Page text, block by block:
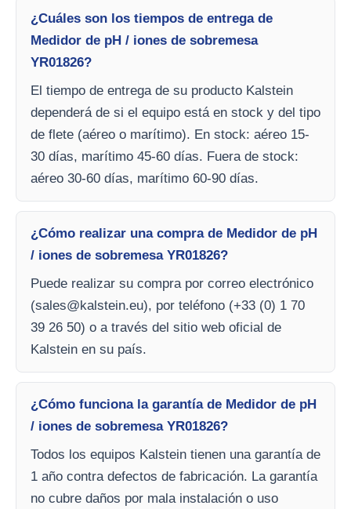
¿Cuáles son los tiempos de entrega de
Medidor de pH / iones de sobremesa
YR01826?
El tiempo de entrega de su producto Kalstein
dependerá de si el equipo está en stock y del tipo
de flete (aéreo o marítimo). En stock: aéreo 15-
30 días, marítimo 45-60 días. Fuera de stock:
aéreo 30-60 días, marítimo 60-90 días.
¿Cómo realizar una compra de Medidor de pH
/ iones de sobremesa YR01826?
Puede realizar su compra por correo electrónico
(sales@kalstein.eu), por teléfono (+33 (0) 1 70
39 26 50) o a través del sitio web oficial de
Kalstein en su país.
¿Cómo funciona la garantía de Medidor de pH
/ iones de sobremesa YR01826?
Todos los equipos Kalstein tienen una garantía de
1 año contra defectos de fabricación. La garantía
no cubre daños por mala instalación o uso